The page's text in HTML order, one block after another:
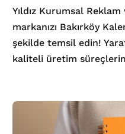
Yıldız Kurumsal
markanızı Bakırköy
şekilde temsil edin!
kaliteli üretim